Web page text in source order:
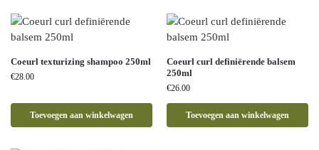
Coeurl texturizing shampoo 250ml
€28.00
Toevoegen aan winkelwagen
Coeurl curl definiërende balsem
250ml
€26.00
Toevoegen aan winkelwagen